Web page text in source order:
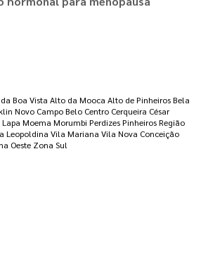
Boa Vista Alto da Mooca Alto de Pinheiros Bela
Novo Campo Belo Centro Cerqueira César
Lapa Moema Morumbi Perdizes Pinheiros Região
Leopoldina Vila Mariana Vila Nova Conceição
Oeste Zona Sul